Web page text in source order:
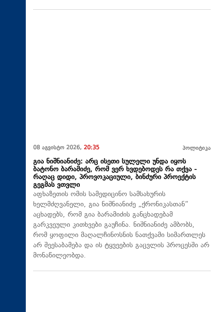
08 აგვისტო 2026, 20:35 პოლიტიკა
გია ნიშნიანიძე: არც ისეთი სულელი უნდა იყოს
ბატონო ბარამიძე, რომ ვერ ხვდებოდეს რა თქვა -
რაღაც დიდი, პროვოკაციული, ბინძური პროექტის
გეგმას ვთვლი
აფხაზეთის ომის სამედიცინო სამსახურის
ხელმძღვანელი, გია ნიშნიანიძე „ქრონიკასთან“
აცხადებს, რომ გია ბარამიძის განცხადებამ
გარკვეული კითხვები გაუჩინა. ნიშნიანიძე ამბობს,
რომ ყოფილი მაღალჩინოსნის ნათქვამი სიმართლეს
არ შეესაბამება და ის ტყვეების გაცვლის პროცესში არ
მონაწილეობდა.